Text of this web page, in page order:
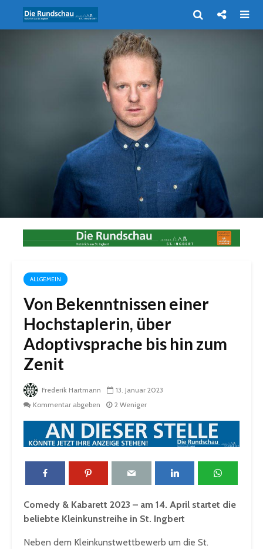
ALLGEMEIN
Von Bekenntnissen einer
Hochstaplerin, über
Adoptivsprache bis hin zum
Zenit
Frederik Hartmann
13. Januar 2023
Kommentar abgeben
2 Weniger
Comedy & Kabarett 2023 – am 14. April startet die
beliebte Kleinkunstreihe in St. Ingbert
Neben dem Kleinkunstwettbewerb um die St.